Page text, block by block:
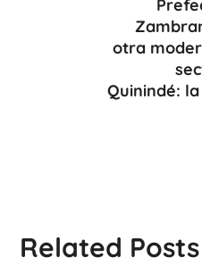
otra
Quinindé:
Related Posts